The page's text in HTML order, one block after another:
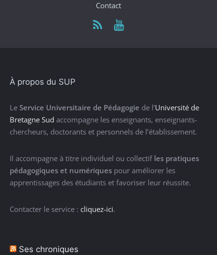
Contact
À propos du SUP
Le Service Universitaire de Pédagogie de l’Université de
Bretagne Sud accompagne les enseignants, enseignants-
chercheurs, doctorants et personnels de l’établissement.
Il accompagne à titre individuel ou collectif les pratiques
pédagogiques et numériques pour améliorer les
apprentissages des étudiants et favoriser leur réussite.
Contacter le service : cliquez-ici.
Ses chroniques